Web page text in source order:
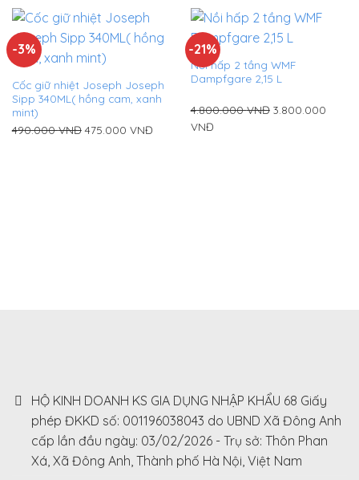
-3%
Cốc giữ nhiệt Joseph Joseph
Sipp 340ML( hồng cam, xanh
mint)
490.000VNĐOriginal
475.000 VNĐCurrent
-21%
Nồi hấp 2 tầng WMF
Dampfgare 2,15 L
4.800.000VNĐ Original
3.800.000
VNĐCurrent
HỘ KINH DOANH KS GIA DỤNG NHẬP KHẨU 68 Giấy
phép ĐKKD số: 001196038043 do UBND Xã Đông Anh
cấp lần đầu ngày: 03/02/2026 - Trụ sở: Thôn Phan
Xá, Xã Đông Anh, Thành phố Hà Nội, Việt Nam